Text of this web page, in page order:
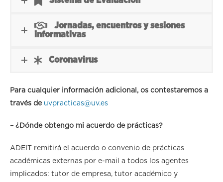
Jornadas, encuentros y sesiones
informativas
Coronavirus
Para cualquier información adicional, os contestaremos a
través de uvpracticas@uv.es
– ¿Dónde obtengo mi acuerdo de prácticas?
ADEIT remitirá el acuerdo o convenio de prácticas
académicas externas por e-mail a todos los agentes
implicados: tutor de empresa, tutor académico y